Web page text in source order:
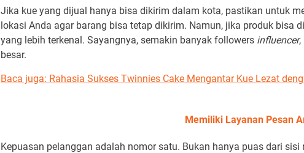
Jika kue yang dijual hanya bisa dikirim dalam kota, pastikan untuk
lokasi Anda agar barang bisa tetap dikirim. Namun, jika produk bisa
yang lebih terkenal. Sayangnya, semakin banyak followers influencer,
besar.
Baca juga: Rahasia Sukses Twinnies Cake Mengantar Kue Lezat
Memiliki Layanan Pesan
Kepuasan pelanggan adalah nomor satu. Bukan hanya puas dari